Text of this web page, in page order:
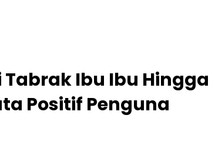
Ibu Ibu Hingga
Positif Penguna